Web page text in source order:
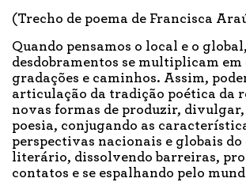
(Trecho de poema de Francisca
Quando pensamos o local e o
desdobramentos se multiplicam
gradações e caminhos. Assim,
articulação da tradição poética da
novas formas de produzir,
poesia, conjugando as
perspectivas nacionais e globais do
literário, dissolvendo barreiras,
contatos e se espalhando pelo